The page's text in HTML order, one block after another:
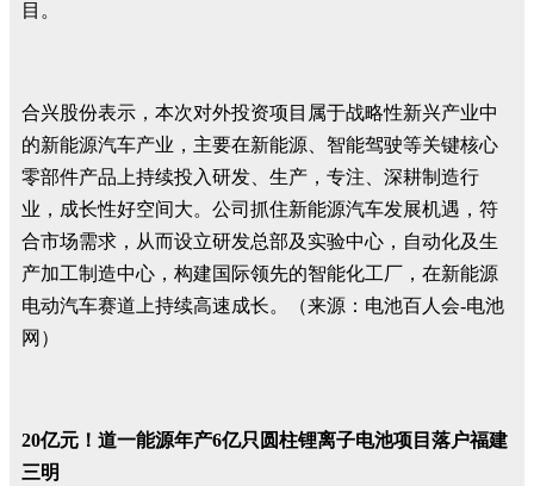
目。
合兴股份表示，本次对外投资项目属于战略性新兴产业中
的新能源汽车产业，主要在新能源、智能驾驶等关键核心
零部件产品上持续投入研发、生产，专注、深耕制造行
业，成长性好空间大。公司抓住新能源汽车发展机遇，符
合市场需求，从而设立研发总部及实验中心，自动化及生
产加工制造中心，构建国际领先的智能化工厂，在新能源
电动汽车赛道上持续高速成长。（来源：电池百人会-电池
网）
20亿元！道一能源年产6亿只圆柱锂离子电池项目落户福建
三明